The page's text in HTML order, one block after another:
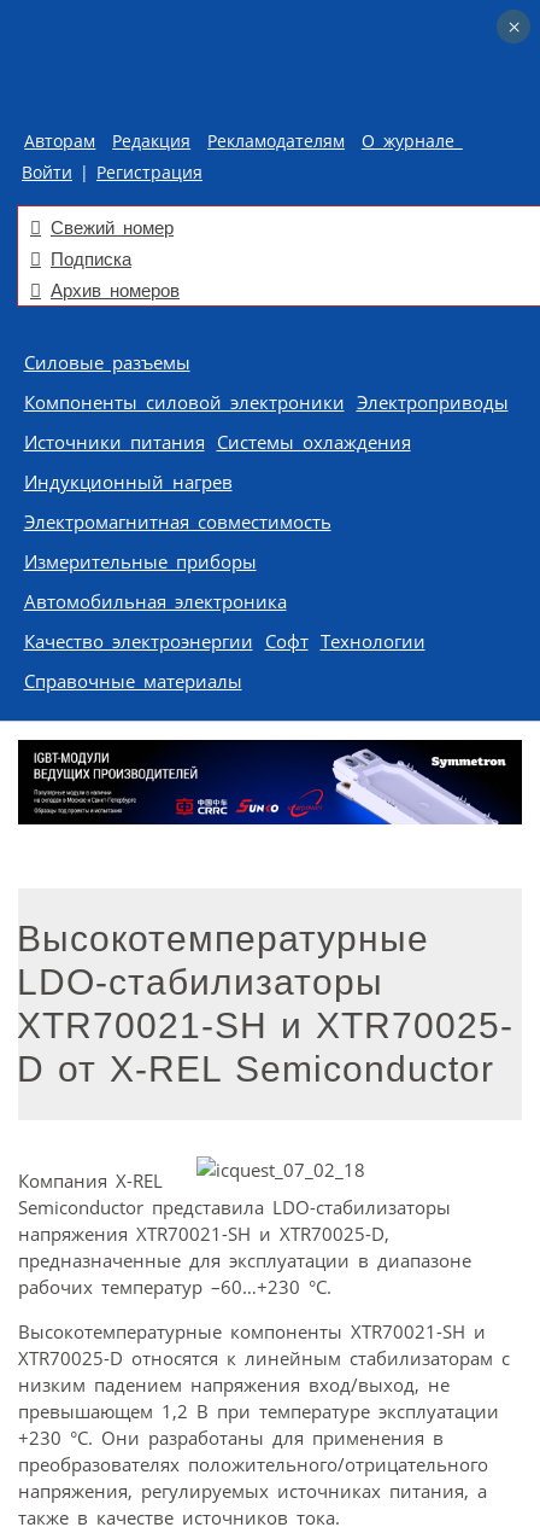
Авторам Редакция Рекламодателям
О журнале
Войти | Регистрация
Свежий номер
Подписка
Архив номеров
Skip to content
Силовые разъемы
Компоненты силовой электроники Электроприводы
Источники питания Системы охлаждения
Индукционный нагрев
Электромагнитная совместимость
Измерительные приборы
Автомобильная электроника
Качество электроэнергии Софт Технологии
Справочные материалы
Высокотемпературные
LDO-стабилизаторы
XTR70021-SH и XTR70025-
D от X-REL Semiconductor
Компания X-REL
Semiconductor представила LDO-стабилизаторы
напряжения XTR70021-SH и XTR70025-D,
предназначенные для эксплуатации в диапазоне
рабочих температур –60…+230 °C.
Высокотемпературные компоненты XTR70021-SH и
XTR70025-D относятся к линейным стабилизаторам с
низким падением напряжения вход/выход, не
превышающем 1,2 В при температуре эксплуатации
+230 °C. Они разработаны для применения в
преобразователях положительного/отрицательного
напряжения, регулируемых источниках питания, а
также в качестве источников тока.
×
×